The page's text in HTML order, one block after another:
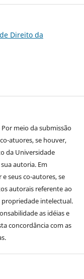
Direito da
- Por meio da submissão
atuores, se houver,
da Universidade
autoria. Em
seus co-autores, se
autorais referente ao
intelectual.
as idéias e
concordância com as